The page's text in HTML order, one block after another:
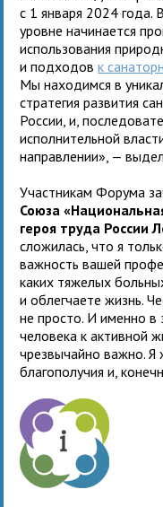
с 1 января 2024
уровне начинается
использования
и подходовк
Мы находимся в
стратегия развития
России, и,
исполнительной
направлении», —
Участникам Форума
Союза
героя труда России
сложилась, что я
важность вашей
каких тяжелых
и облегчаете жизнь.
не просто. И именно в
человека к активной
чрезвычайно важно.
благополучия и,